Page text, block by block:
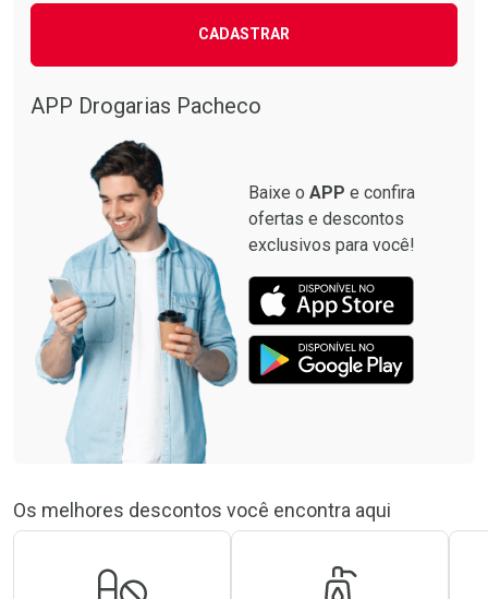
CADASTRAR
APP Drogarias Pacheco
Baixe o APP e confira
ofertas e descontos
exclusivos para você!
Os melhores descontos você encontra aqui